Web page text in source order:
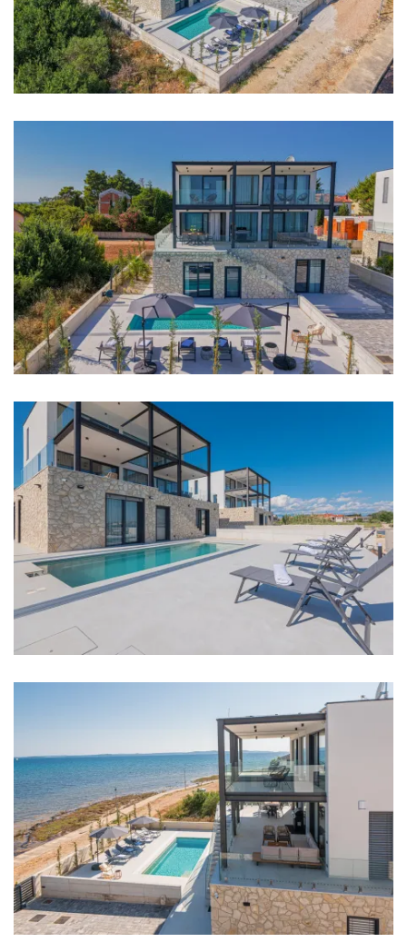
Plaža: 10 m
Restoran: 500 m
Noćni klub: 500 m
Centar grada: 500 m
Trgovina: 500 m
Supermarket: 3 km
Zračna luka: Zadar Airport 22 km
Sobe
Soba 1: Bračni krevet: 1
Soba 2: Bračni krevet: 1
Soba 3: Bračni krevet: 1
Soba 6: Bračni krevet: 1
Soba 7: Bračni krevet: 1
Soba 8: Bračni krevet: 1
Klima u svakoj sobi